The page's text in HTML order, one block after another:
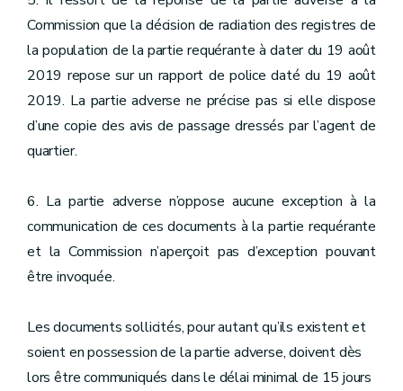
Commission que la décision de radiation des registres de
la population de la partie requérante à dater du 19 août
2019 repose sur un rapport de police daté du 19 août
2019. La partie adverse ne précise pas si elle dispose
d’une copie des avis de passage dressés par l’agent de
quartier.
6. La partie adverse n’oppose aucune exception à la
communication de ces documents à la partie requérante
et la Commission n’aperçoit pas d’exception pouvant
être invoquée.
Les documents sollicités, pour autant qu’ils existent et
soient en possession de la partie adverse, doivent dès
lors être communiqués dans le délai minimal de 15 jours